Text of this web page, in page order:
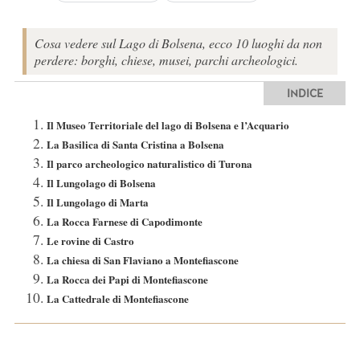
Cosa vedere sul Lago di Bolsena, ecco 10 luoghi da non
perdere: borghi, chiese, musei, parchi archeologici.
INDICE
Il Museo Territoriale del lago di Bolsena e l’Acquario
La Basilica di Santa Cristina a Bolsena
Il parco archeologico naturalistico di Turona
Il Lungolago di Bolsena
Il Lungolago di Marta
La Rocca Farnese di Capodimonte
Le rovine di Castro
La chiesa di San Flaviano a Montefiascone
La Rocca dei Papi di Montefiascone
La Cattedrale di Montefiascone